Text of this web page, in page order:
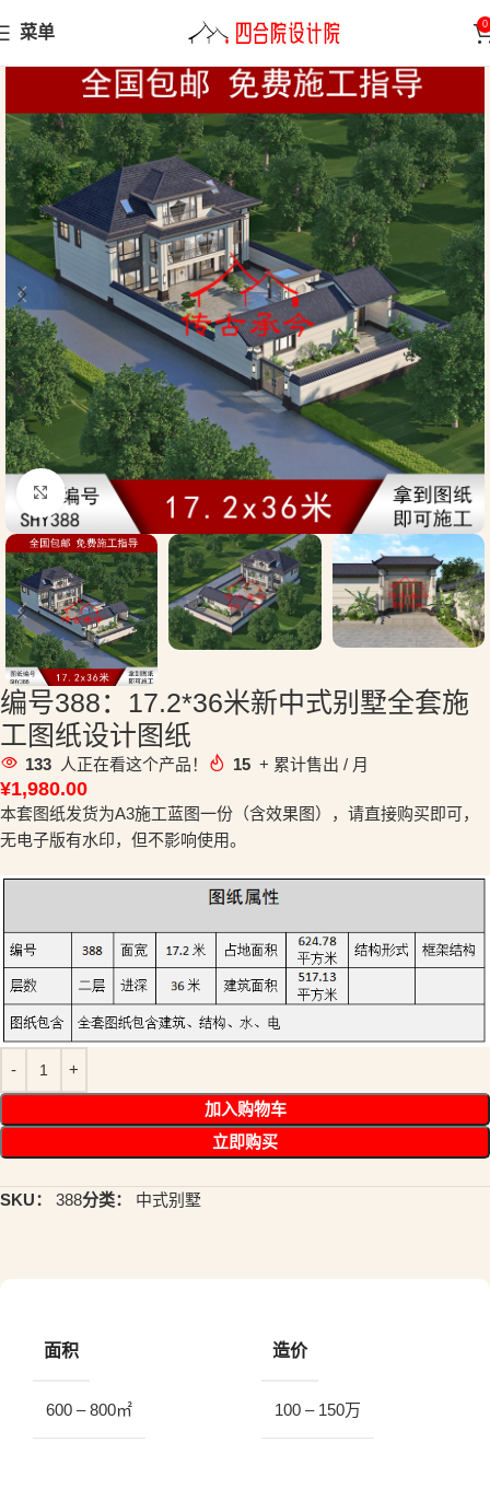
菜单 0
首页 中式别墅
点击放大
编号388：17.2*36米新中式别墅全套施
工图纸设计图纸
133 人正在看这个产品！ 15 + 累计售出 / 月
¥1,980.00
本套图纸发货为A3施工蓝图一份（含效果图），请直接购买即可，
无电子版有水印，但不影响使用。
加入购物车
立即购买
SKU： 388分类： 中式别墅
面积
600 – 800㎡
造价
100 – 150万